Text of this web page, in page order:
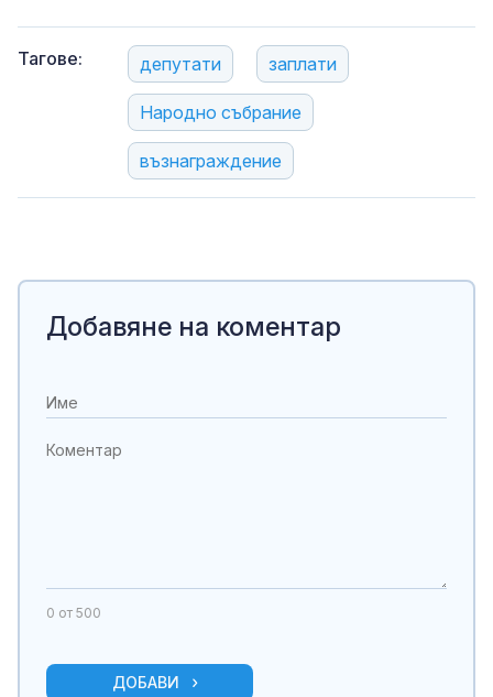
Тагове: депутати заплати
Народно събрание
възнаграждение
Добавяне на коментар
0 от 500
ДОБАВИ